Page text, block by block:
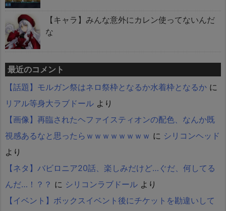
【キャラ】みんな意外にカレン使ってないんだ
な
最近のコメント
【話題】モルガン祭はネロ祭枠となるか水着枠となるか に
リアル等身大ラブドール より
【画像】再臨されたヘファイスティオンの配色、なんか既
視感あるなと思ったらｗｗｗｗｗｗｗｗ に シリコンヘッド
より
【ネタ】バビロニア20話、楽しみだけど…ぐだ、何してる
んだ…！？？ に シリコンラブドール より
【イベント】ボックスイベント後にチケットを勘違いして